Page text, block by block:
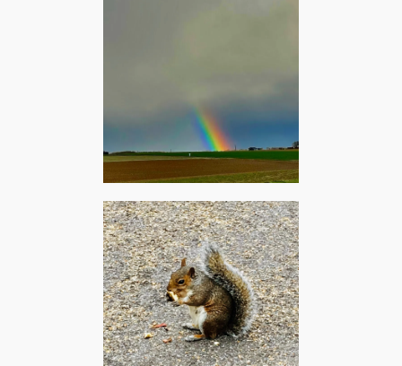
Ypreville-Biville, février
2024 – Liam Gallagher &
John Squire : Just another
rainbow